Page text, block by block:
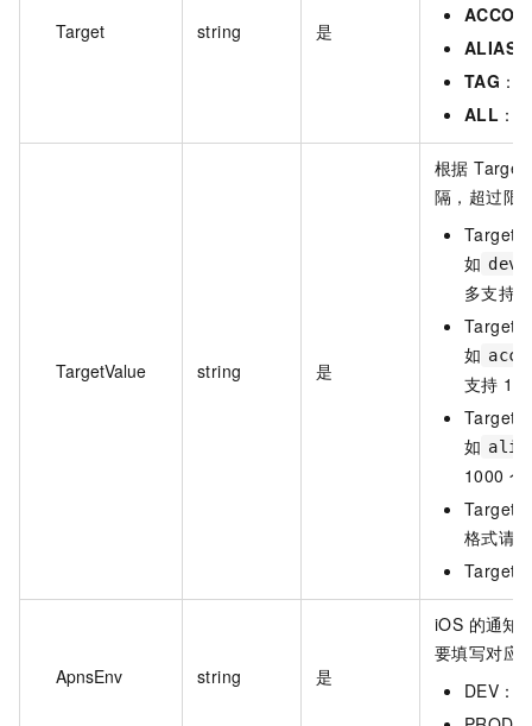
Target string 是
ALIAS
TAG ：
ALL ：
TargetValue string 是
根据 Target
隔，超过限
如
多支持
如
支持
如
1000 个
格式请
ApnsEnv string 是
iOS 的通知
要填写对应
DEV：